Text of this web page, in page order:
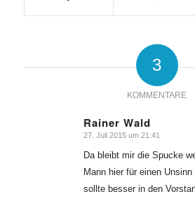
3
KOMMENTARE
Rainer Wald
sagte:
27. Juli 2015 um 21:41
Da bleibt mir die Spucke
Mann hier für einen
sollte besser in den